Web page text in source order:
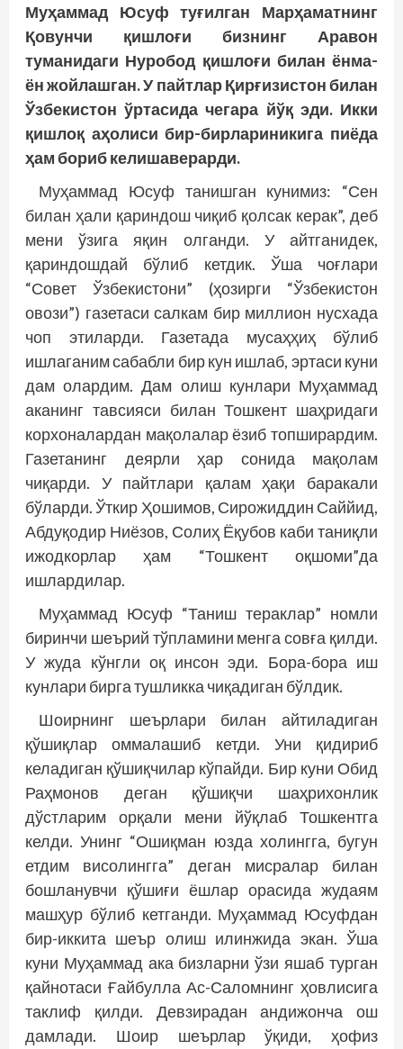
Муҳаммад Юсуф туғилган Марҳаматнинг
Қовунчи қишлоғи бизнинг Аравон
туманидаги Нуробод қишлоғи билан ёнма-
ён жойлашган. У пайтлар Қирғизистон билан
Ўзбекистон ўртасида чегара йўқ эди. Икки
қишлоқ аҳолиси бир-бирлариникига пиёда
ҳам бориб келишаверарди.
Муҳаммад Юсуф танишган кунимиз: “Сен
билан ҳали қариндош чиқиб қолсак керак”, деб
мени ўзига яқин олганди. У айтганидек,
қариндошдай бўлиб кетдик. Ўша чоғлари
“Совет Ўзбекистони” (ҳозирги “Ўзбекистон
овози”) газетаси салкам бир миллион нусхада
чоп этиларди. Газетада мусаҳҳиҳ бўлиб
ишлаганим сабабли бир кун ишлаб, эртаси куни
дам олардим. Дам олиш кунлари Муҳаммад
аканинг тавсияси билан Тошкент шаҳридаги
корхоналардан мақолалар ёзиб топширардим.
Газетанинг деярли ҳар сонида мақолам
чиқарди. У пайтлари қалам ҳақи баракали
бўларди. Ўткир Ҳошимов, Сирожиддин Саййид,
Абдуқодир Ниёзов, Солиҳ Ёқубов каби таниқли
ижодкорлар ҳам “Тошкент оқшоми”да
ишлардилар.
Муҳаммад Юсуф “Таниш тераклар” номли
биринчи шеърий тўпламини менга совға қилди.
У жуда кўнгли оқ инсон эди. Бора-бора иш
кунлари бирга тушликка чиқадиган бўлдик.
Шоирнинг шеърлари билан айтиладиган
қўшиқлар оммалашиб кетди. Уни қидириб
келадиган қўшиқчилар кўпайди. Бир куни Обид
Раҳмонов деган қўшиқчи шаҳрихонлик
дўстларим орқали мени йўқлаб Тошкентга
келди. Унинг “Ошиқман юзда холингга, бугун
етдим висолингга” деган мисралар билан
бошланувчи қўшиғи ёшлар орасида жудаям
машҳур бўлиб кетганди. Муҳаммад Юсуфдан
бир-иккита шеър олиш илинжида экан. Ўша
куни Муҳаммад ака бизларни ўзи яшаб турган
қайнотаси Ғайбулла Ас-Саломнинг ҳовлисига
таклиф қилди. Девзирадан андижонча ош
дамлади. Шоир шеърлар ўқиди, ҳофиз